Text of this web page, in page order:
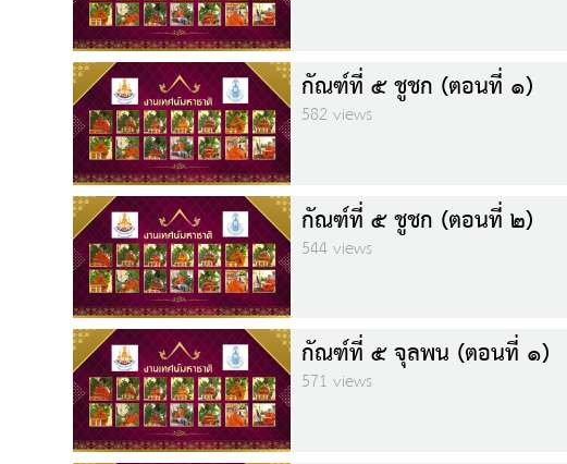
กัณฑ์ที่ ๕ ชูชก (ตอนที่ ๑)
582 views
กัณฑ์ที่ ๕ ชูชก (ตอนที่ ๒)
544 views
กัณฑ์ที่ ๕ จุลพน (ตอนที่ ๑)
571 views